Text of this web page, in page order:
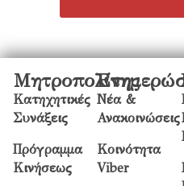
Μητροπολίτης
Κατηχητικές
Συνάξεις
Πρόγραμμα
Κινήσεως
Νέα &
Ανακοινώσεις
Κοινότητα
Viber